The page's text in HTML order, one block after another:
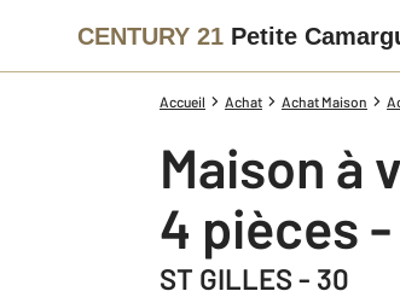
CENTURY 21 Petite
Accueil Achat Achat Maison
Maison
4 pièces
ST GILLES - 30